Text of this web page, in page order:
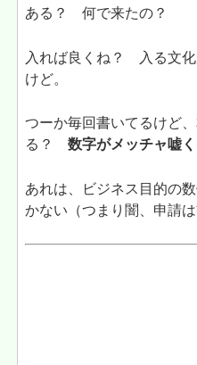
ある？ 何で来たの？
入れば良くね？ 入る文
けど。
つーか毎回書いてるけど
る？数字がメッチャ嘘
あれは、ビジネス目的の
かない（つまり闇、申請は